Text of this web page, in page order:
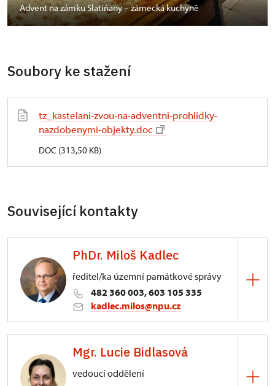
Advent na zámku Slatiňany – zámecká kuchyně
Soubory ke stažení
tz_kastelani-zvou-na-adventni-prohlidky-
nazdobenymi-objekty.doc
DOC (313,50 KB)
Související kontakty
PhDr. Miloš Kadlec
ředitel/ka územní památkové správy
482 360 003, 603 105 335
kadlec.milos@npu.cz
3/, Sychrov 3
Mgr. Lucie Bidlasová
vedoucí oddělení